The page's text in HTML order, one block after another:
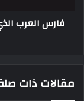
فارس العرب
مقالات ذات